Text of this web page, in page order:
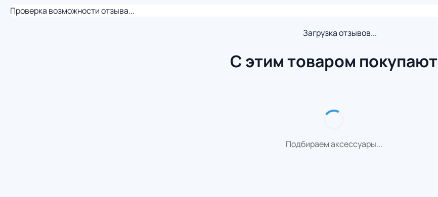
Проверка возможности отзыва...
Загрузка отзывов...
С этим товаром покупают
Подбираем аксессуары...